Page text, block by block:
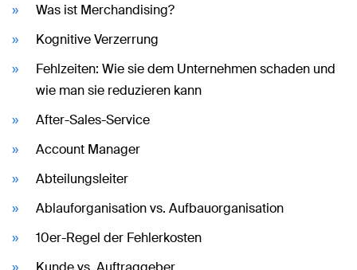
Was ist Merchandising?
Kognitive Verzerrung
Fehlzeiten: Wie sie dem Unternehmen schaden und
wie man sie reduzieren kann
After-Sales-Service
Account Manager
Abteilungsleiter
Ablauforganisation vs. Aufbauorganisation
10er-Regel der Fehlerkosten